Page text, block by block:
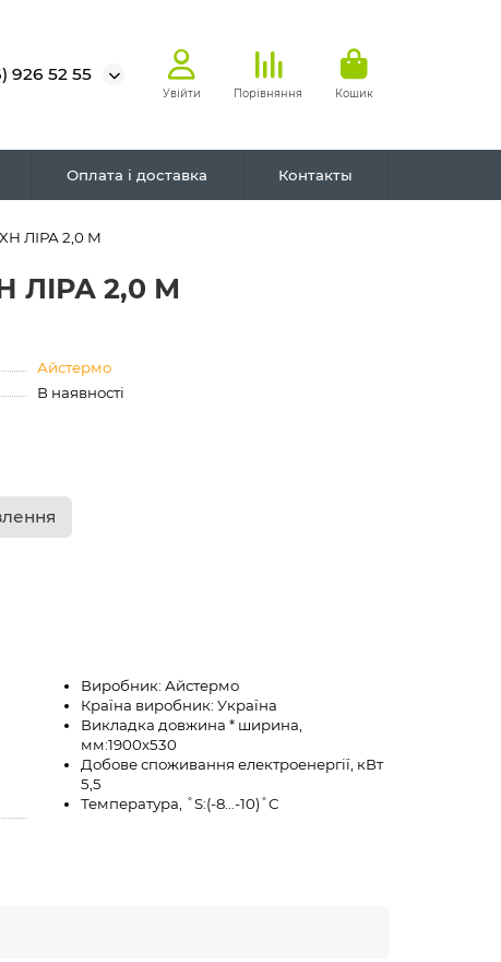
926 52 55
Увійти Порівняння Кошик
Оплата і доставка Контакты
ЛІРА 2,0 М
ЛІРА 2,0 М
Айстермо
В наявності
Виробник: Айстермо
Країна виробник: Україна
Викладка довжина * ширина,
мм:1900х530
Добове споживання електроенергії, кВт
5,5
Температура, ˚S:(-8…-10)˚С